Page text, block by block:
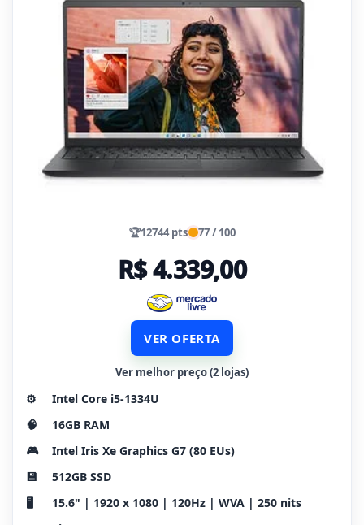
🏆12744 pts 77 / 100
R$ 4.339,00
VER OFERTA
Ver melhor preço (2 lojas)
⚙️
Intel Core i5-1334U
🧠
16GB RAM
🎮
Intel Iris Xe Graphics G7 (80 EUs)
💾
512GB SSD
🖥️
15.6" | 1920 x 1080 | 120Hz | WVA | 250 nits